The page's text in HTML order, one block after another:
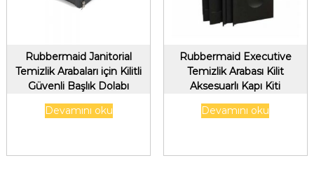
Rubbermaid Janitorial
Temizlik Arabaları için Kilitli
Güvenli Başlık Dolabı
Devamını oku
Rubbermaid Executive
Temizlik Arabası Kilit
Aksesuarlı Kapı Kiti
Devamını oku